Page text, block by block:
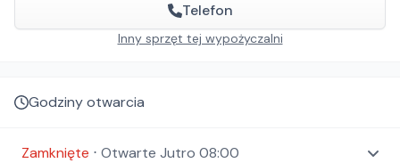
Telefon
Inny sprzęt tej wypożyczalni
Godziny otwarcia
Zamknięte ⋅ Otwarte Jutro 08:00